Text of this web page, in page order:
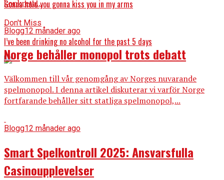
Gonna hold you gonna kiss you in my arms
Don't Miss
I’ve been drinking no alcohol for the past 5 days
konkreta...
Blogg12 månader ago
Norge behåller monopol trots debatt
Välkommen till vår genomgång av Norges nuvarande
spelmonopol. I denna artikel diskuterar vi varför Norge
fortfarande behåller sitt statliga spelmonopol,...
Blogg12 månader ago
Smart Spelkontroll 2025: Ansvarsfulla
Casinoupplevelser